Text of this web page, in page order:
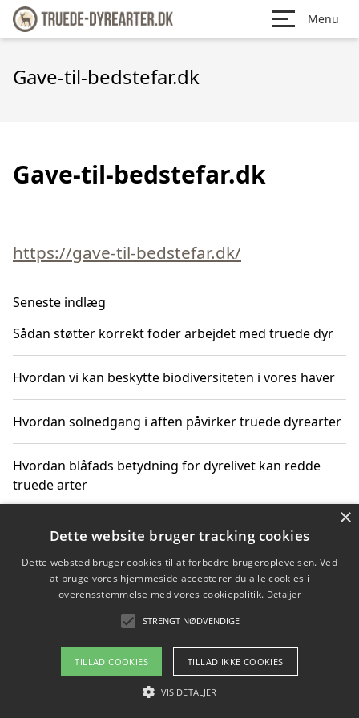
Menu
Gave-til-bedstefar.dk
Gave-til-bedstefar.dk
https://gave-til-bedstefar.dk/
Seneste indlæg
Sådan støtter korrekt foder arbejdet med truede dyr
Hvordan vi kan beskytte biodiversiteten i vores haver
Hvordan solnedgang i aften påvirker truede dyrearter
Hvordan blåfads betydning for dyrelivet kan redde
truede arter
Hvordan kan gaver til unge voksne støtte bevarelsen
Copyright 2026 - Pilanto Aps
Om / kontakt
Blog Betingelser
×
Dette website bruger tracking cookies
Dette websted bruger cookies til at forbedre brugeroplevelsen. Ved
at bruge vores hjemmeside accepterer du alle cookies i
overensstemmelse med vores cookiepolitik. Detaljer
STRENGT NØDVENDIGE
TILLAD COOKIES TILLAD IKKE COOKIES
VIS DETALJER